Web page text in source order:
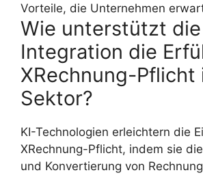
Vorteile, die Unternehmen
Wie unterstützt
Integration die
XRechnung-Pflicht
Sektor?
KI-Technologien erleichtern die
XRechnung-Pflicht, indem sie
und Konvertierung von